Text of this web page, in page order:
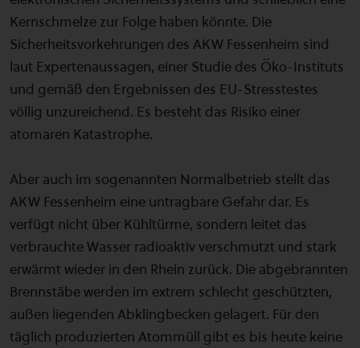
Kernschmelze zur Folge haben könnte. Die
Sicherheitsvorkehrungen des AKW Fessenheim sind
laut Expertenaussagen, einer Studie des Öko-Instituts
und gemäß den Ergebnissen des EU-Stresstestes
völlig unzureichend. Es besteht das Risiko einer
atomaren Katastrophe.
Aber auch im sogenannten Normalbetrieb stellt das
AKW Fessenheim eine untragbare Gefahr dar. Es
verfügt nicht über Kühltürme, sondern leitet das
verbrauchte Wasser radioaktiv verschmutzt und stark
erwärmt wieder in den Rhein zurück. Die abgebrannten
Brennstäbe werden im extrem schlecht geschützten,
außen liegenden Abklingbecken gelagert. Für den
täglich produzierten Atommüll gibt es bis heute keine